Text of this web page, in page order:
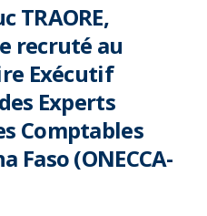
TRAORE,
recruté au
Exécutif
Experts
Comptables
Faso (ONECCA-